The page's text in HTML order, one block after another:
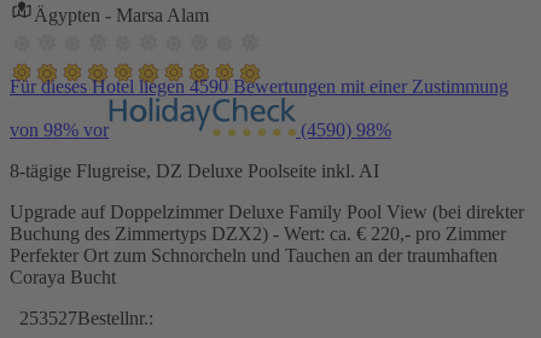
Ägypten - Marsa Alam
Für dieses Hotel liegen 4590 Bewertungen mit einer Zustimmung
von 98% vor (4590) 98%
8-tägige Flugreise, DZ Deluxe Poolseite inkl. AI
Upgrade auf Doppelzimmer Deluxe Family Pool View (bei direkter
Buchung des Zimmertyps DZX2) - Wert: ca. € 220,- pro Zimmer
Perfekter Ort zum Schnorcheln und Tauchen an der traumhaften
Coraya Bucht
253527Bestellnr.: